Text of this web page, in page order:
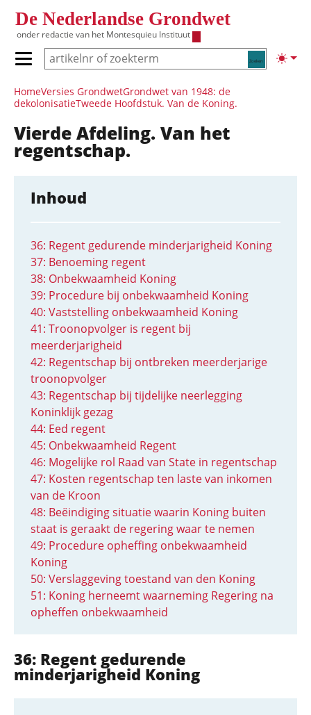
De Nederlandse Grondwet
onder redactie van het Montesquieu Instituut
Zoeken
Primair menu tonen/verbergen
Hoofdnavigatie
HomeVersies GrondwetGrondwet van 1948: de
dekolonisatieTweede Hoofdstuk. Van de Koning.
Vierde Afdeling. Van het
regentschap.
Inhoud
36: Regent gedurende minderjarigheid Koning
37: Benoeming regent
38: Onbekwaamheid Koning
39: Procedure bij onbekwaamheid Koning
40: Vaststelling onbekwaamheid Koning
41: Troonopvolger is regent bij
meerderjarigheid
42: Regentschap bij ontbreken meerderjarige
troonopvolger
43: Regentschap bij tijdelijke neerlegging
Koninklijk gezag
44: Eed regent
45: Onbekwaamheid Regent
46: Mogelijke rol Raad van State in regentschap
47: Kosten regentschap ten laste van inkomen
van de Kroon
48: Beëindiging situatie waarin Koning buiten
staat is geraakt de regering waar te nemen
49: Procedure opheffing onbekwaamheid
Koning
50: Verslaggeving toestand van den Koning
51: Koning herneemt waarneming Regering na
opheffen onbekwaamheid
36: Regent gedurende
minderjarigheid Koning